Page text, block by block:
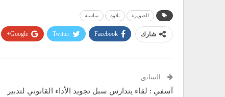
الصويرة تلاوة مناسبة
شارك Facebook
Twitter
Google+
السابق
آسفي : لقاء يتدارس سبل تجويد الأداء القانوني لتدبير